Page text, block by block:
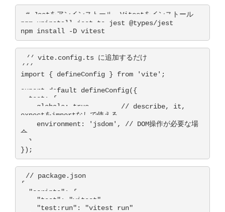
# Jestをアンインストール、Vitestをインストール
npm uninstall jest ts-jest @types/jest
npm install -D vitest
// vite.config.ts に追加するだけ
///
import { defineConfig } from 'vite';
export default defineConfig({
expectをimportなしで使える
合
});
// package.json
{